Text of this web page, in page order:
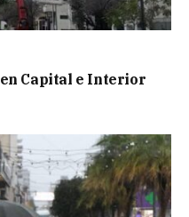
Capital e Interior